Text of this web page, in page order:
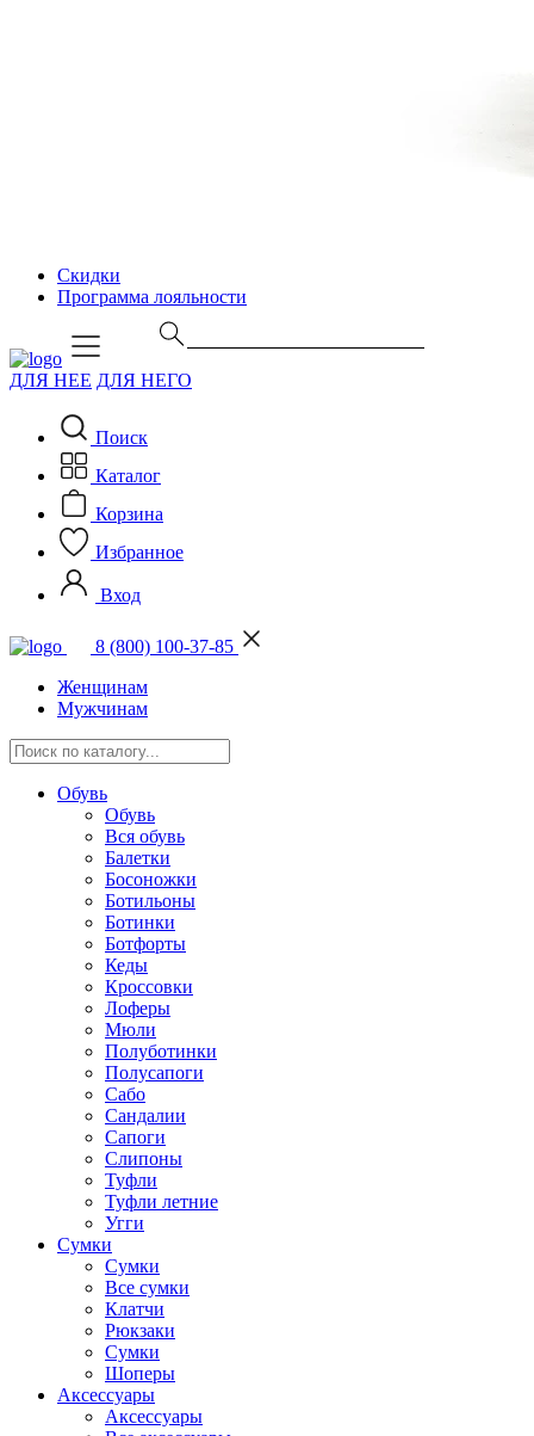
Скидки
Программа лояльности
ДЛЯ НЕЕ ДЛЯ НЕГО
Поиск
Каталог
Корзина
Избранное
Вход
8 (800) 100-37-85
Женщинам
Мужчинам
Обувь
Обувь
Вся обувь
Балетки
Босоножки
Ботильоны
Ботинки
Ботфорты
Кеды
Кроссовки
Лоферы
Мюли
Полуботинки
Полусапоги
Сабо
Сандалии
Сапоги
Слипоны
Туфли
Туфли летние
Угги
Сумки
Сумки
Все сумки
Клатчи
Рюкзаки
Сумки
Шоперы
Аксессуары
Аксессуары